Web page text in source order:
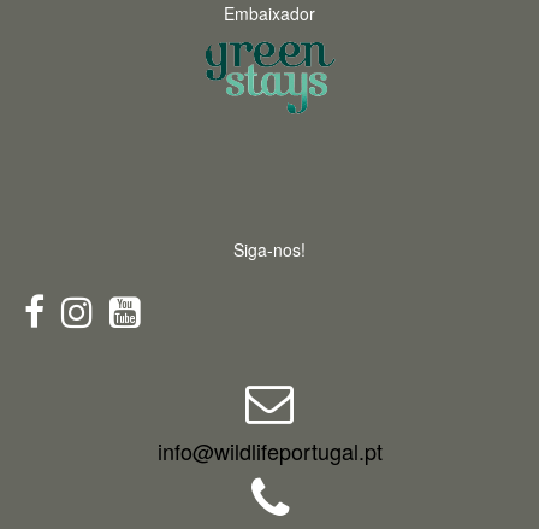
Embaixador
Siga-nos!
info@wildlifeportugal.pt